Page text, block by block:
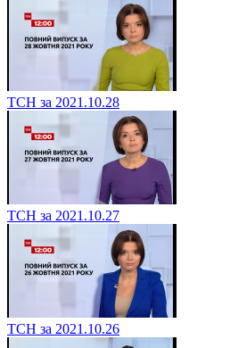
ТСН за 2021.10.28
ТСН за 2021.10.27
ТСН за 2021.10.26